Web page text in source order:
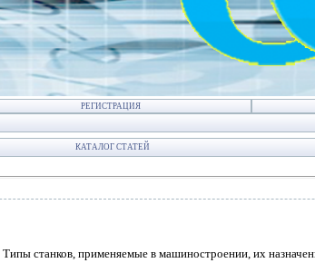
РЕГИСТРАЦИЯ
КАТАЛОГ СТАТЕЙ
Типы станков, применяемые в машиностроении, их